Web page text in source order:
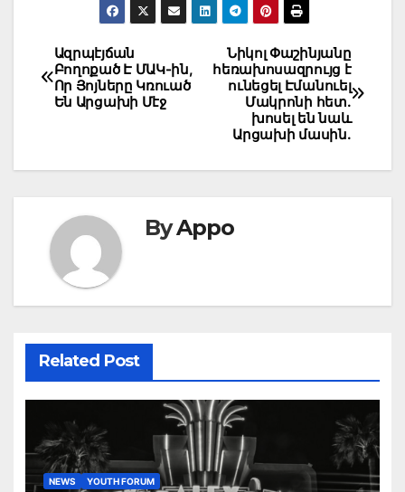
Post
navigation
Նիկոլ Փաշինյանը
հեռախոսազրույց է
ունեցել Էմանուել
Մակրոնի հետ.
խոսել են նաև
Արցախի մասին.
Ազրպէյճան
Բողոքած Է ՄԱԿ-ին,
Որ Յոյները Կռուած
Են Արցախի Մէջ
ByAppo
Related Post
NEWS YOUTH FORUM